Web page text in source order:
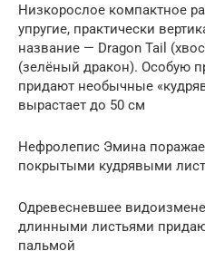
Низкорослое компактное
упругие, практически
название — Dragon Tail
(зелёный дракон). Особую
придают необычные
вырастает до 50 см
Нефролепис Эмина
покрытыми кудрявыми
Одревесневшее
длинными листьями
пальмой